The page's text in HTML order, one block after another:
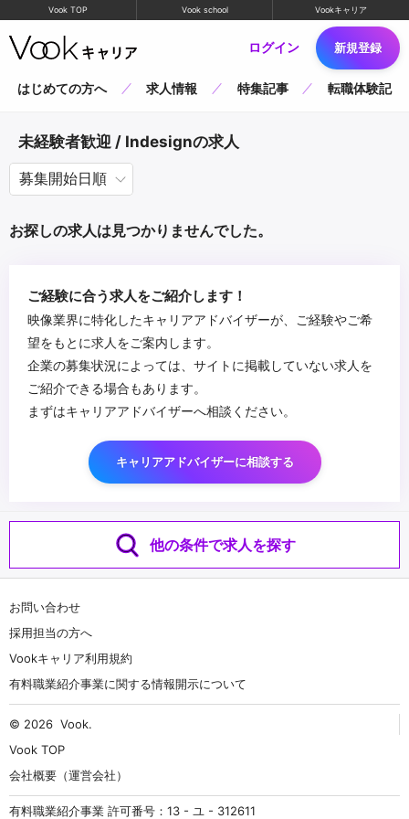
Vook TOP Vook school Vookキャリア
ログイン 新規登録
はじめての方へ 求人情報 特集記事 転職体験記
未経験者歓迎 / Indesignの求人
お探しの求人は見つかりませんでした。
ご経験に合う求人をご紹介します！
映像業界に特化したキャリアアドバイザーが、ご経験やご希
望をもとに求人をご案内します。
企業の募集状況によっては、サイトに掲載していない求人を
ご紹介できる場合もあります。
まずはキャリアアドバイザーへ相談ください。
キャリアアドバイザーに相談する
他の条件で求人を探す
お問い合わせ
採用担当の方へ
Vookキャリア利用規約
有料職業紹介事業に関する情報開示について
© 2026 Vook.
Vook TOP
会社概要（運営会社）
有料職業紹介事業 許可番号：13 - ユ - 312611